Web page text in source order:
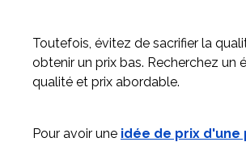
Toutefois, évitez de sacrifier la
obtenir un prix bas. Recherchez un
qualité et prix abordable.
Pour avoir une idée de prix d'une